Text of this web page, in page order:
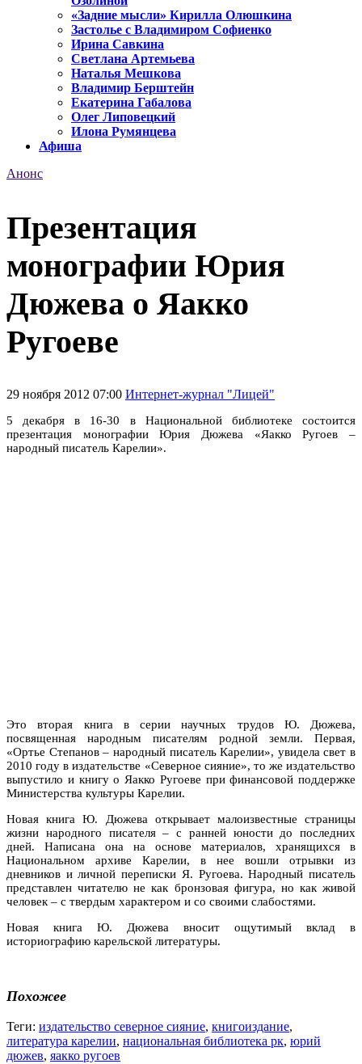
«Задние мысли» Кирилла Олюшкина
Застолье с Владимиром Софиенко
Ирина Савкина
Светлана Артемьева
Наталья Мешкова
Владимир Берштейн
Екатерина Габалова
Олег Липовецкий
Илона Румянцева
Афиша
Анонс
Презентация
монографии Юрия
Дюжева о Яакко
Ругоеве
29 ноября 2012 07:00 Интернет-журнал "Лицей"
5 декабря в 16-30 в Национальной библиотеке состоится
презентация монографии Юрия Дюжева «Яакко Ругоев –
народный писатель Карелии».
Это вторая книга в серии научных трудов Ю. Дюжева,
посвященная народным писателям родной земли. Первая,
«Ортье Степанов – народный писатель Карелии», увидела свет в
2010 году в издательстве «Северное сияние», то же издательство
выпустило и книгу о Яакко Ругоеве при финансовой поддержке
Министерства культуры Карелии.
Новая книга Ю. Дюжева открывает малоизвестные страницы
жизни народного писателя – с ранней юности до последних
дней. Написана она на основе материалов, хранящихся в
Национальном архиве Карелии, в нее вошли отрывки из
дневников и личной переписки Я. Ругоева. Народный писатель
представлен читателю не как бронзовая фигура, но как живой
человек – с твердым характером и со своими слабостями.
Новая книга Ю. Дюжева вносит ощутимый вклад в
историографию карельской литературы.
Похожее
Теги: издательство северное сияние, книгоиздание,
литература карелии, национальная библиотека рк, юрий
дюжев, яакко ругоев